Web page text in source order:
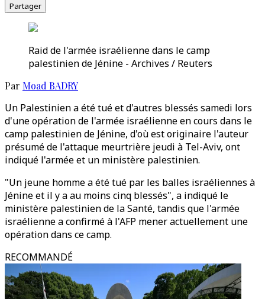
Partager
Raid de l'armée israélienne dans le camp
palestinien de Jénine - Archives / Reuters
Par Moad BADRY
Un Palestinien a été tué et d'autres blessés samedi lors
d'une opération de l'armée israélienne en cours dans le
camp palestinien de Jénine, d'où est originaire l'auteur
présumé de l'attaque meurtrière jeudi à Tel-Aviv, ont
indiqué l'armée et un ministère palestinien.
"Un jeune homme a été tué par les balles israéliennes à
Jénine et il y a au moins cinq blessés", a indiqué le
ministère palestinien de la Santé, tandis que l'armée
israélienne a confirmé à l'AFP mener actuellement une
opération dans ce camp.
RECOMMANDÉ